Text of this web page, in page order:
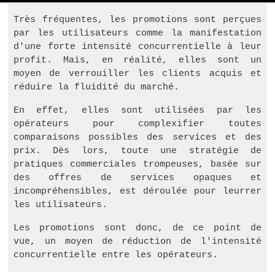
Très fréquentes, les promotions sont perçues
par les utilisateurs comme la manifestation
d'une forte intensité concurrentielle à leur
profit. Mais, en réalité, elles sont un
moyen de verrouiller les clients acquis et
réduire la fluidité du marché.
En effet, elles sont utilisées par les
opérateurs pour complexifier toutes
comparaisons possibles des services et des
prix. Dès lors, toute une stratégie de
pratiques commerciales trompeuses, basée sur
des offres de services opaques et
incompréhensibles, est déroulée pour leurrer
les utilisateurs.
Les promotions sont donc, de ce point de
vue, un moyen de réduction de l'intensité
concurrentielle entre les opérateurs.